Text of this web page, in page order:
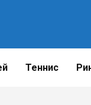
Теннис